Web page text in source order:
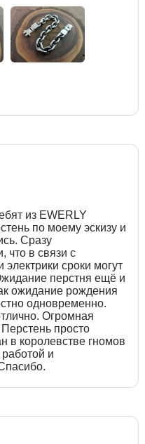
из EWERLY
по моему эскизу и
Сразу
что в связи с
сроки могут
перстня ещё и
ожидание рождения
одновременно.
Огромная
просто
в королевстве гномов
и